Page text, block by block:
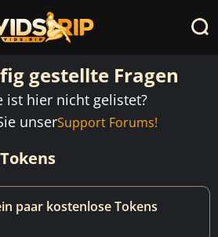
gestellte Fragen
ist hier nicht gelistet?
unserSupport Forums!
paar kostenlose Tokens